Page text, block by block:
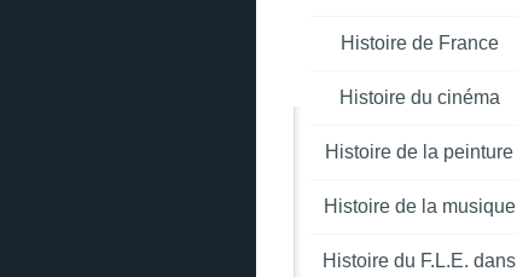
Histoire de France
Histoire du cinéma
Histoire de la peinture
Histoire de la musique
Histoire du F.L.E. dans